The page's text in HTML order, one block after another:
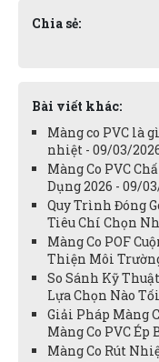
Chia sẻ:
Bài viết khác:
Màng co PVC là
nhiệt - 09/03/
Màng Co PVC
Dụng 2026 - 09/
Quy Trình Đóng
Tiêu Chí Chọn
Màng Co POF
Thiện Môi
So Sánh Kỹ
Lựa Chọn Nào
Giải Pháp Màng
Màng Co PVC Ép
Màng Co Rút